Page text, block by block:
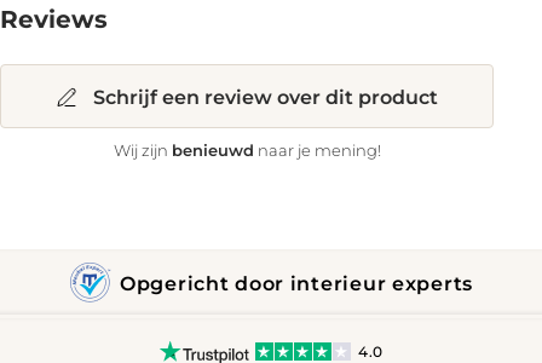
Reviews
Schrijf een review over dit product
Wij zijn benieuwd naar je mening!
Opgericht door interieur experts
4.0